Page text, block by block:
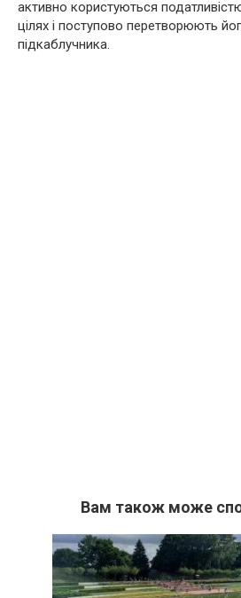
активно користуються
цілях і поступово перетворюють
підкаблучника.
Вам також може